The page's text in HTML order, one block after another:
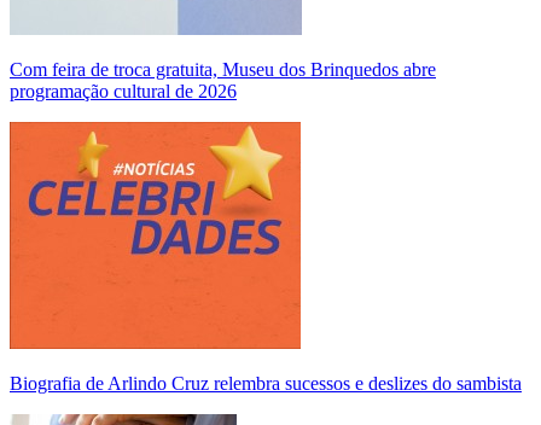
Com feira de troca gratuita, Museu dos Brinquedos abre
programação cultural de 2026
Biografia de Arlindo Cruz relembra sucessos e deslizes do sambista